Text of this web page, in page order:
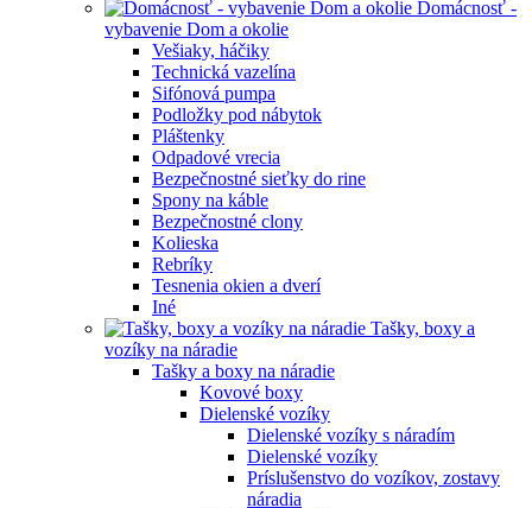
Domácnosť -
vybavenie Dom a okolie
Vešiaky, háčiky
Technická vazelína
Sifónová pumpa
Podložky pod nábytok
Pláštenky
Odpadové vrecia
Bezpečnostné sieťky do rine
Spony na káble
Bezpečnostné clony
Kolieska
Rebríky
Tesnenia okien a dverí
Iné
Tašky, boxy a
vozíky na náradie
Tašky a boxy na náradie
Kovové boxy
Dielenské vozíky
Dielenské vozíky s náradím
Dielenské vozíky
Príslušenstvo do vozíkov, zostavy
náradia